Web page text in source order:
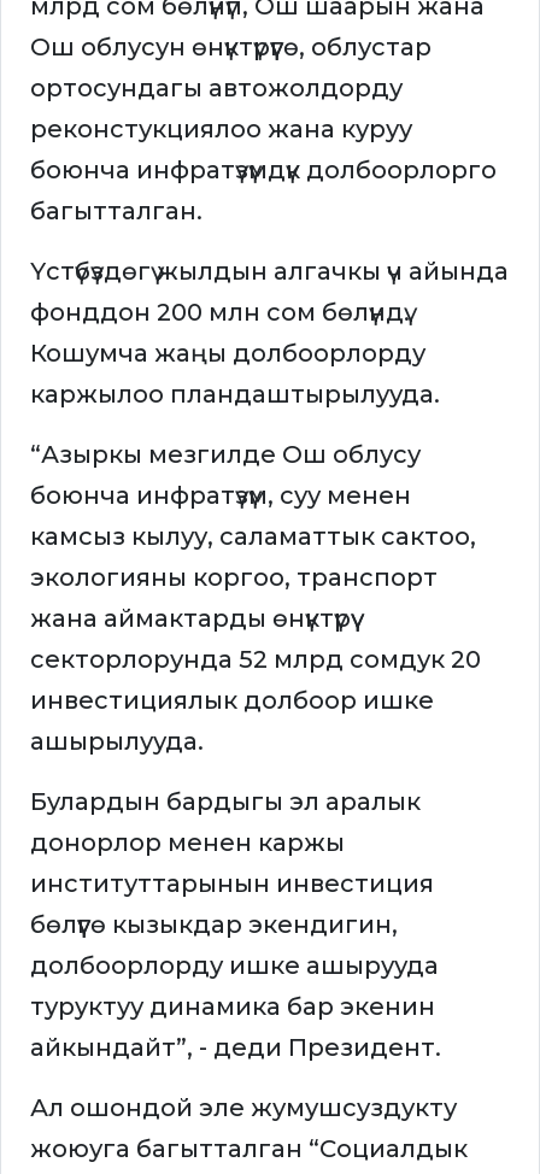
млрд сом бөлүнүп, Ош шаарын жана
Ош облусун өнүктүрүүгө, облустар
ортосундагы автожолдорду
реконстукциялоо жана куруу
боюнча инфратүзүмдүк долбоорлорго
багытталган.
Үстүбүздөгү жылдын алгачкы үч айында
фонддон 200 млн сом бөлүндү.
Кошумча жаңы долбоорлорду
каржылоо пландаштырылууда.
“Азыркы мезгилде Ош облусу
боюнча инфратүзүм, суу менен
камсыз кылуу, саламаттык сактоо,
экологияны коргоо, транспорт
жана аймактарды өнүктүрүү
секторлорунда 52 млрд сомдук 20
инвестициялык долбоор ишке
ашырылууда.
Булардын бардыгы эл аралык
донорлор менен каржы
институттарынын инвестиция
бөлүүгө кызыкдар экендигин,
долбоорлорду ишке ашырууда
туруктуу динамика бар экенин
айкындайт”, - деди Президент.
Ал ошондой эле жумушсуздукту
жоюуга багытталган “Социалдык